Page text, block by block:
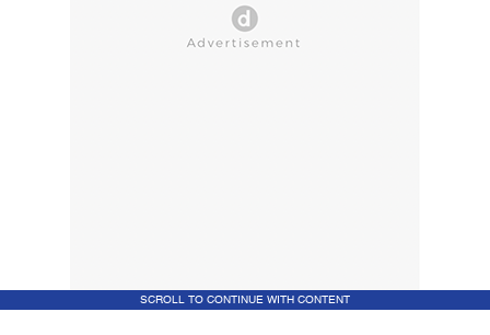
SCROLL TO CONTINUE WITH CONTENT